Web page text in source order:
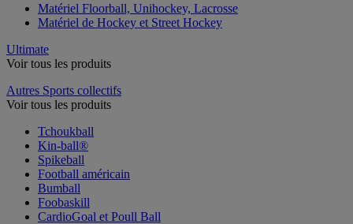
Matériel Floorball, Unihockey, Lacrosse
Matériel de Hockey et Street Hockey
Ultimate
Voir tous les produits
Autres Sports collectifs
Voir tous les produits
Tchoukball
Kin-ball®
Spikeball
Football américain
Bumball
Foobaskill
CardioGoal et Poull Ball